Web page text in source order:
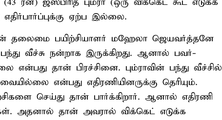
ஏற்ப இல்லை.
தலைமை பயிற்சியாளர் மஹேலா ஜெயவர்த்தனே
பந்து வீச்சு நன்றாக இருக்கிறது. ஆனால் பவர்-
என்பது தான் பிரச்சினை. பும்ராவின் பந்து வீச்சில்
என்பது எதிரணியினருக்கு தெரியும்.
செய்து தான் பார்க்கிறார். ஆனால் எதிரணி
அதனால் தான் அவரால் விக்கெட் எடுக்க